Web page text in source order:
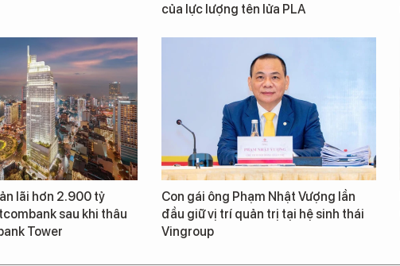
của lực lượng tên lửa PLA
lãi hơn 2.900 tỷ
sau khi thâu
Tower
Con gái ông Phạm Nhật Vượng lần
đầu giữ vị trí quản trị tại hệ sinh thái
Vingroup